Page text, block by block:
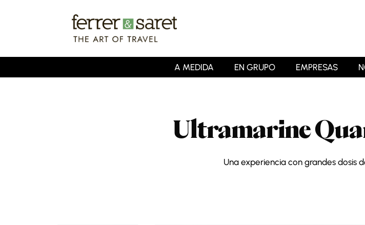
A MEDIDA EN GRUPO EMPRESAS
Ultramarine
Una experiencia con grandes dosis